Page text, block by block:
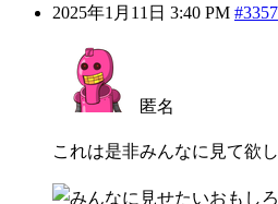
2025年1月11日 3:40 PM #3357
匿名
これは是非みんなに見て欲